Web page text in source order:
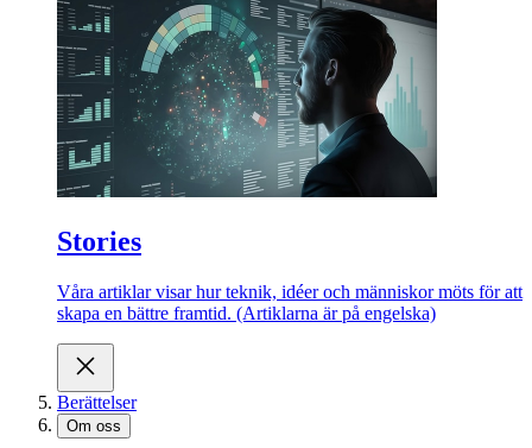
Stories
Våra artiklar visar hur teknik, idéer och människor möts för att
skapa en bättre framtid. (Artiklarna är på engelska)
Berättelser
Om oss